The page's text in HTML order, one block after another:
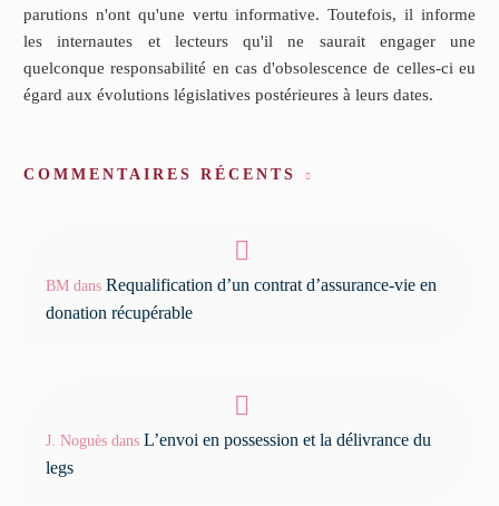
parutions n'ont qu'une vertu informative. Toutefois, il informe
les internautes et lecteurs qu'il ne saurait engager une
quelconque responsabilité en cas d'obsolescence de celles-ci eu
égard aux évolutions législatives postérieures à leurs dates.
COMMENTAIRES RÉCENTS
BM dans Requalification d’un contrat d’assurance-vie en
donation récupérable
J. Noguès dans L’envoi en possession et la délivrance du
legs